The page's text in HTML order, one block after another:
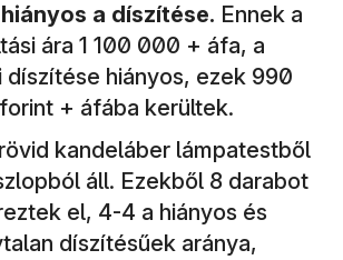
a díszítése. Ennek a
ára 1 100 000 + áfa, a
díszítése hiányos, ezek 990
+ áfába kerültek.
kandeláber lámpatestből
áll. Ezekből 8 darabot
el, 4-4 a hiányos és
díszítésűek aránya,